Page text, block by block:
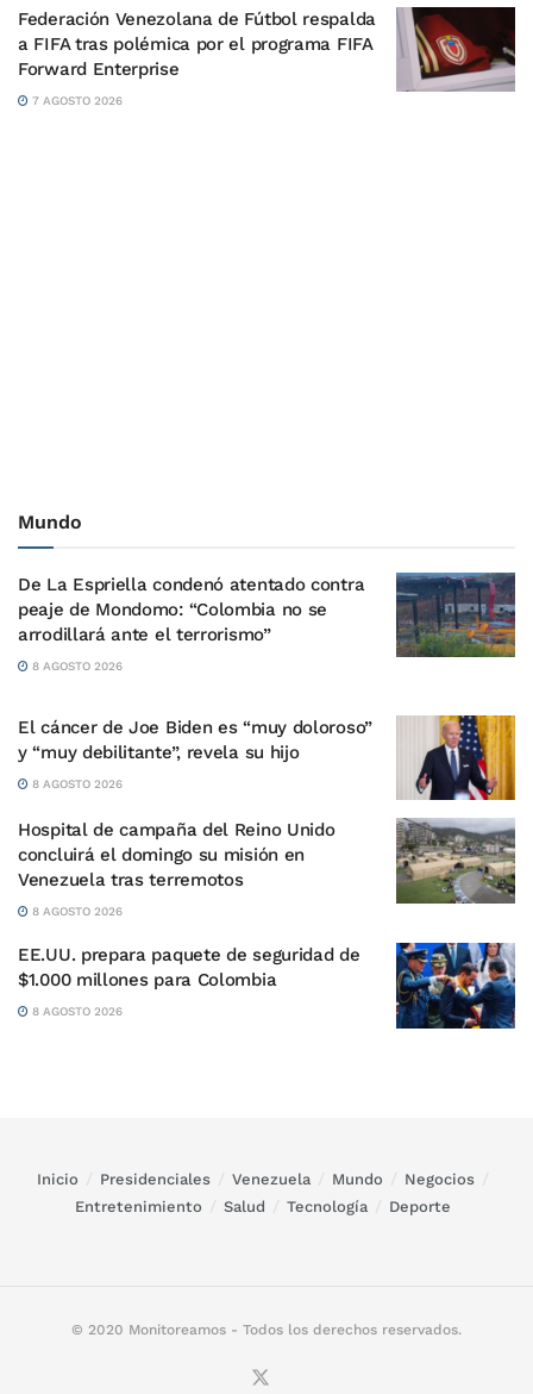
Federación Venezolana de Fútbol respalda
a FIFA tras polémica por el programa FIFA
Forward Enterprise
7 AGOSTO 2026
Mundo
De La Espriella condenó atentado contra
peaje de Mondomo: “Colombia no se
arrodillará ante el terrorismo”
8 AGOSTO 2026
El cáncer de Joe Biden es “muy doloroso”
y “muy debilitante”, revela su hijo
8 AGOSTO 2026
Hospital de campaña del Reino Unido
concluirá el domingo su misión en
Venezuela tras terremotos
8 AGOSTO 2026
EE.UU. prepara paquete de seguridad de
$1.000 millones para Colombia
8 AGOSTO 2026
Inicio Presidenciales Venezuela Mundo
Negocios
Entretenimiento
Salud Tecnología Deporte
© 2020 Monitoreamos - Todos los derechos reservados.